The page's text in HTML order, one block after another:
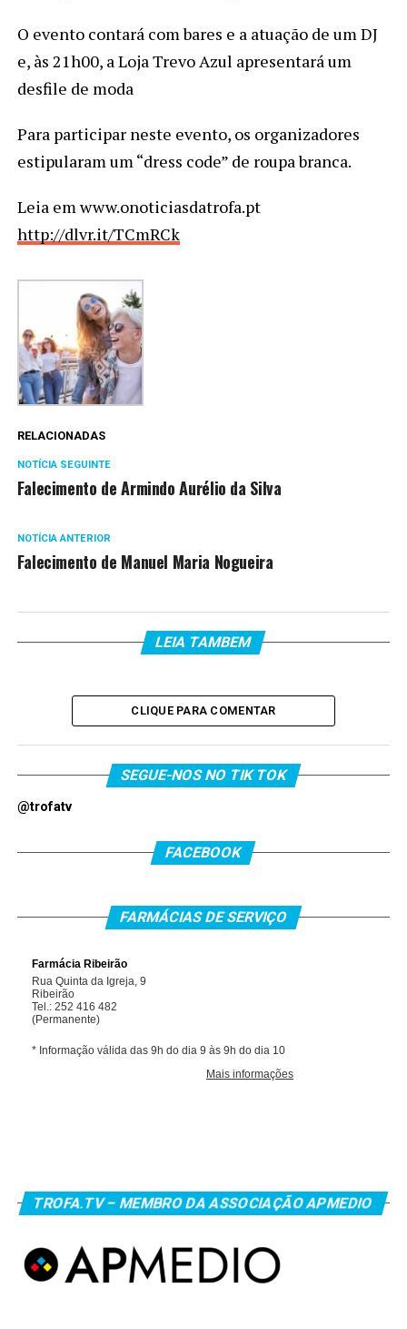
O evento contará com bares e a atuação de um DJ
e, às 21h00, a Loja Trevo Azul apresentará um
desfile de moda
Para participar neste evento, os organizadores
estipularam um “dress code” de roupa branca.
Leia em www.onoticiasdatrofa.pt
http://dlvr.it/TCmRCk
RELACIONADAS
NOTÍCIA SEGUINTE
Falecimento de Armindo Aurélio da Silva
NOTÍCIA ANTERIOR
Falecimento de Manuel Maria Nogueira
LEIA TAMBEM
CLIQUE PARA COMENTAR
SEGUE-NOS NO TIK TOK
@trofatv
FACEBOOK
FARMÁCIAS DE SERVIÇO
TROFA.TV – MEMBRO DA ASSOCIAÇÃO APMEDIO